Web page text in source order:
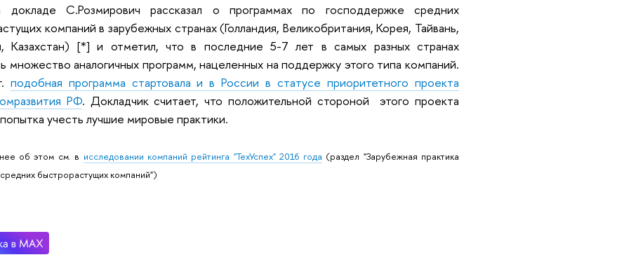
С.Розмирович рассказал о программах по господдержке средних
компаний в зарубежных странах (Голландия, Великобритания, Корея, Тайвань,
Казахстан) [*] и отметил, что в последние 5-7 лет в самых разных странах
множество аналогичных программ, нацеленных на поддержку этого типа компаний.
подобная программа стартовала и в России в статусе приоритетного проекта
РФ. Докладчик считает, что положительной стороной этого проекта
учесть лучшие мировые практики.
об этом см. в исследовании компаний рейтинга "ТехУспех" 2016 года (раздел "Зарубежная практика
быстрорастущих компаний")